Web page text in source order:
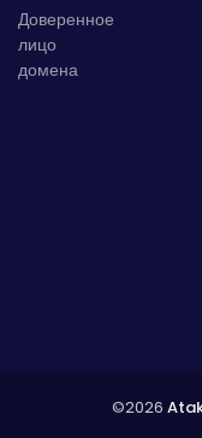
Доверенное
лицо
домена
©2026